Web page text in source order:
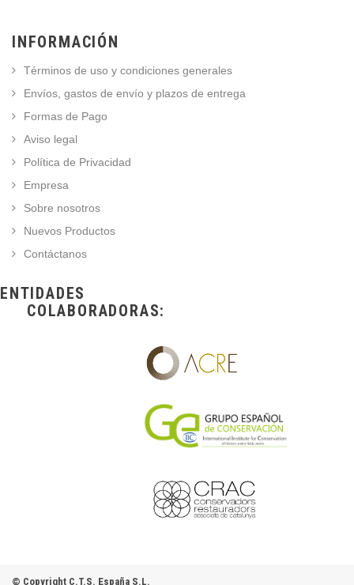
INFORMACIÓN
Términos de uso y condiciones generales
Envíos, gastos de envío y plazos de entrega
Formas de Pago
Aviso legal
Política de Privacidad
Empresa
Sobre nosotros
Nuevos Productos
Contáctanos
ENTIDADES
COLABORADORAS:
© Copyright C.T.S. España S.L.